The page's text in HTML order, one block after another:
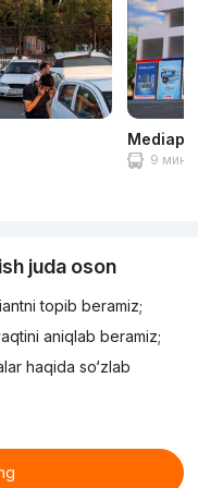
9 мин
juda oson
topib beramiz;
aniqlab beramiz;
haqida so‘zlab